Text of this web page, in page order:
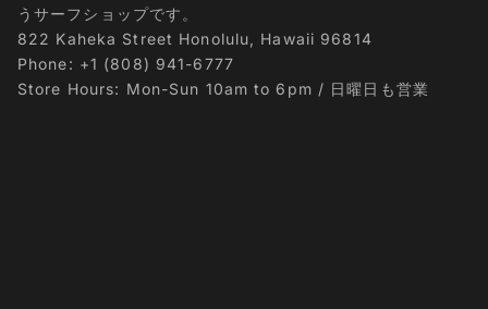
うサーフショップです。
822 Kaheka Street Honolulu, Hawaii 96814
Phone: +1 (808) 941-6777
Store Hours: Mon-Sun 10am to 6pm / 日曜日も営業